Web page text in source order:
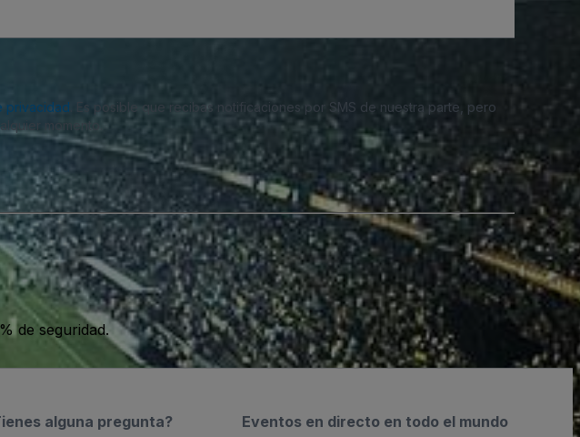
privacidad . Es posible que recibas notificaciones por SMS de nuestra parte, pero
momento.
de seguridad.
Eventos en directo en todo el mundo
alguna pregunta?